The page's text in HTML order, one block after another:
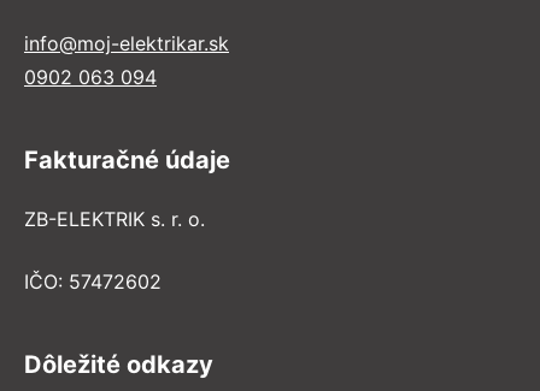
info@moj-elektrikar.sk
0902 063 094
Fakturačné údaje
ZB-ELEKTRIK s. r. o.
IČO: 57472602
Dôležité odkazy